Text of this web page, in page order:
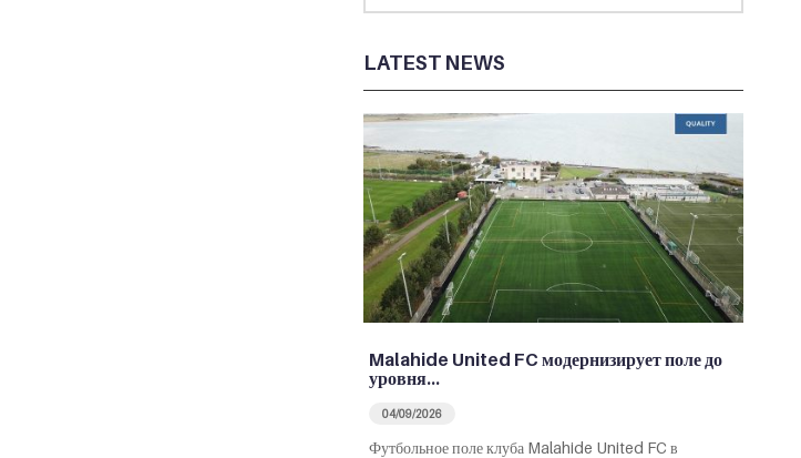
LATEST NEWS
Malahide United FC модернизирует поле до
уровня…
04/09/2026
Футбольное поле клуба Malahide United FC в